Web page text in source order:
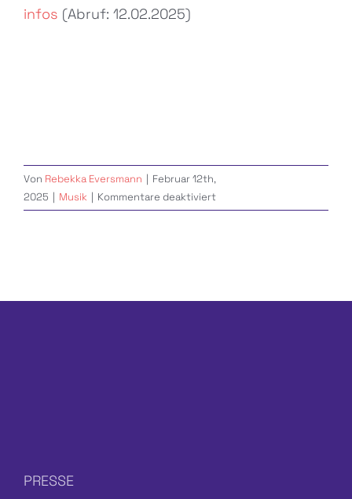
infos (Abruf: 12.02.2025)
Von Rebekka Eversmann | Februar 12th,
2025 | Musik | Kommentare deaktiviertfür
Chorförderung
PRESSE